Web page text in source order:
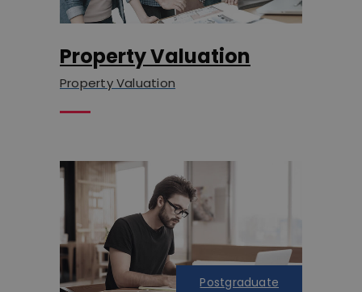
Property Valuation
Property Valuation
Postgraduate